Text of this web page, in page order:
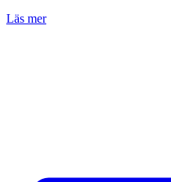
Läs mer